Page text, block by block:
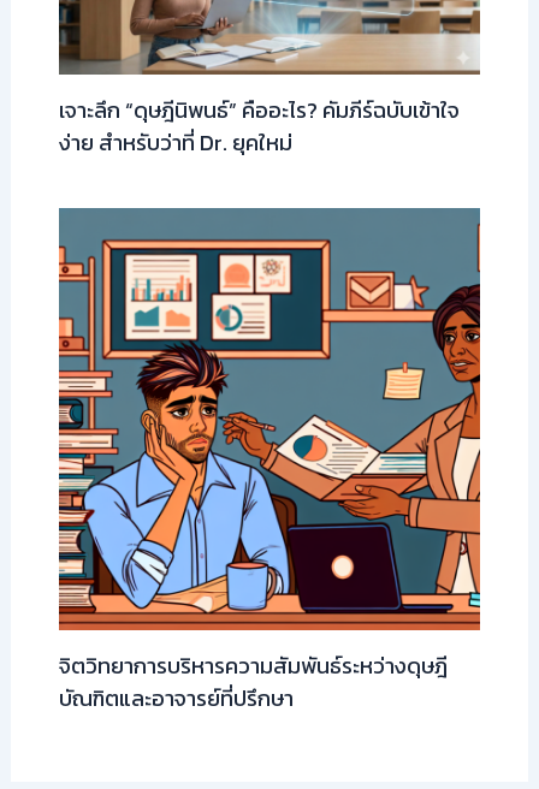
เจาะลึก “ดุษฎีนิพนธ์” คืออะไร? คัมภีร์ฉบับเข้าใจ
ง่าย สำหรับว่าที่ Dr. ยุคใหม่
จิตวิทยาการบริหารความสัมพันธ์ระหว่างดุษฎี
บัณฑิตและอาจารย์ที่ปรึกษา